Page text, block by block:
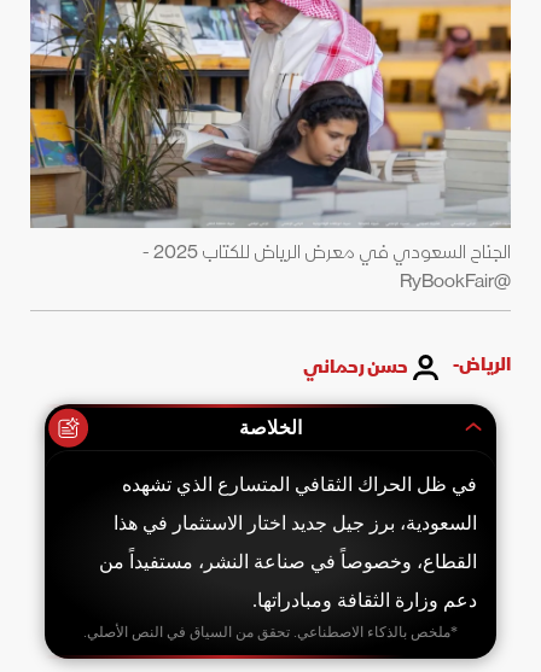
الجناح السعودي في معرض الرياض للكتاب 2025 -
@RyBookFair
الرياض- حسن رحماني
الخلاصة
في ظل الحراك الثقافي المتسارع الذي تشهده
السعودية، برز جيل جديد اختار الاستثمار في هذا
القطاع، وخصوصاً في صناعة النشر، مستفيداً من
دعم وزارة الثقافة ومبادراتها.
*ملخص بالذكاء الاصطناعي. تحقق من السياق في النص الأصلي.